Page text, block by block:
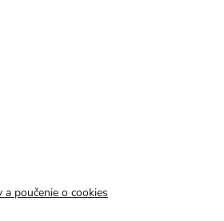
poučenie o cookies